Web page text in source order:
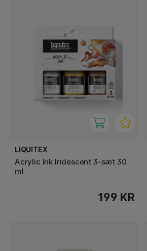
LIQUITEX
Acrylic Ink Iridescent 3-sæt 30
ml
199 KR